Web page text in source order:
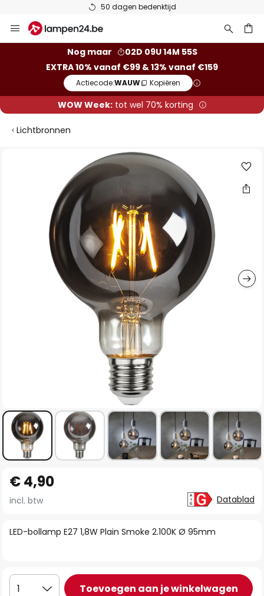
50 dagen bedenktijd
naar
Nog maar
02D 09U 14M 54S
EXTRA 10% vanaf €99 & 13% vanaf €159
Actiecode:WAUW Kopiëren
WOW Week:tot wel 70% korting
Lichtbronnen
afbeeldingen-
naar
het
van
gallerij
LED-bollamp E27 1,8W Plain Smoke 2.100K Ø 95mm
€ 4,90
incl. btw Datablad
1 Toevoegen aan je winkelwagen